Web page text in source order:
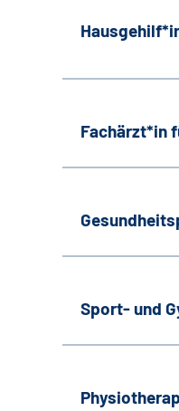
Fachärzt*in
Sport- und